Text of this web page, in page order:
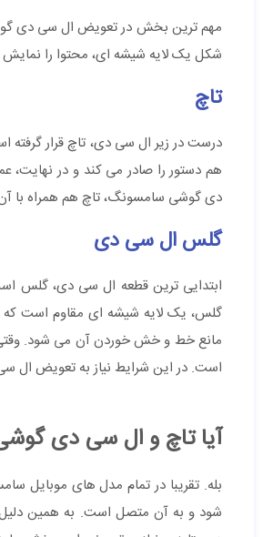
مهم ترین بخش در تعویض ال سی دی
شکل یک لایه شیشه ای، محتوا را
تاچ
درست در زیر ال سی دی، تاچ قرار گرفته
هم دستور را صادر می کند و در نهایت،
دی گوشی سامسونگ، تاچ هم همراه با
گلس ال سی دی
ابتدایی ترین قطعه ال سی دی، گلس
گلس، یک لایه شیشه ای مقاوم است که
مانع خط و خش خوردن آن می شود. وقتی
است. در این شرایط نیاز به تعویض ال
آیا تاچ و ال سی دی
بله. تقریبا در تمام مدل های
شود و به آن متصل است. به همین